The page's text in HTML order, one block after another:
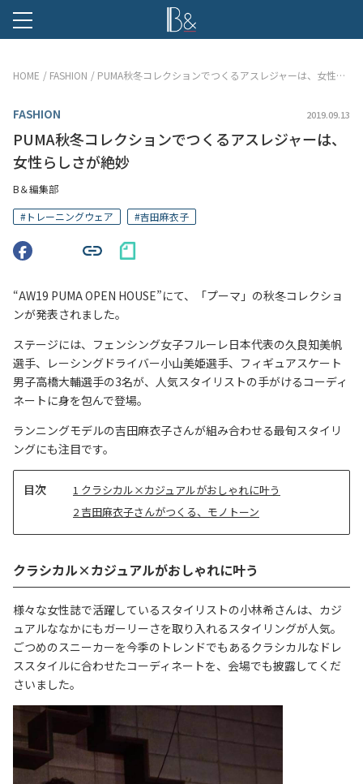
HOME FASHION PUMA秋冬コレクションでつくるアスレジャーは、女性らしさが絶妙
FASHION 2019.09.13
PUMA秋冬コレクションでつくるアスレジャーは、
女性らしさが絶妙
B＆編集部
#トレーニングウェア #吉田麻衣子
“AW19 PUMA OPEN HOUSE”にて、「プーマ」の秋冬コレクショ
ンが発表されました。
ステージには、フェンシング女子フルーレ日本代表の久良知美帆
選手、レーシングドライバー小山美姫選手、フィギュアスケート
男子高橋大輔選手の3名が、人気スタイリストの手がけるコーディ
ネートに身を包んで登場。
ランニングモデルの吉田麻衣子さんが組み合わせる最旬スタイリ
ングにも注目です。
1 クラシカル×カジュアルがおしゃれに叶う
2吉田麻衣子さんがつくる、モノトーン
クラシカル×カジュアルがおしゃれに叶う
様々な女性誌で活躍しているスタイリストの小林希さんは、カジ
ュアルななかにもガーリーさを取り入れるスタイリングが人気。
ごつめのスニーカーを今季のトレンドでもあるクラシカルなドレ
ススタイルに合わせたコーディネートを、会場でも披露してくだ
さいました。